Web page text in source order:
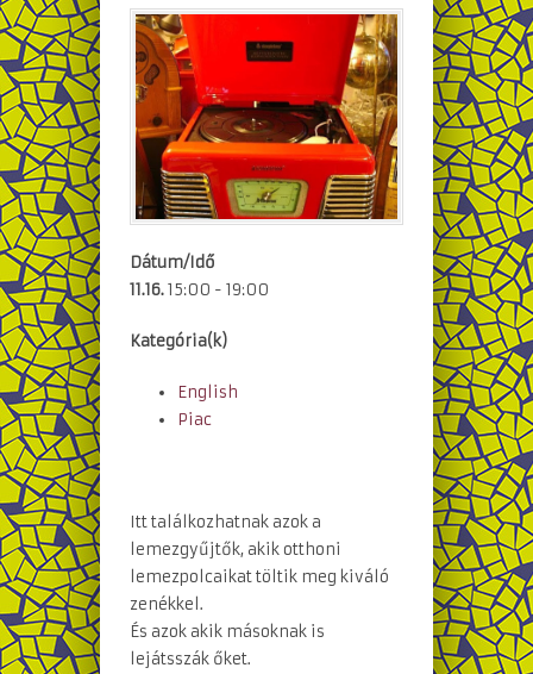
Dátum/Idő
11.16.15:00 - 19:00
Kategória(k)
English
Piac
Itt találkozhatnak azok a
lemezgyűjtők, akik otthoni
lemezpolcaikat töltik meg kiváló
zenékkel.
És azok akik másoknak is
lejátsszák őket.